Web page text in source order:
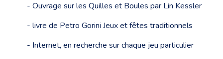
- Ouvrage sur les Quilles et Boules par Lin Kessler
- livre de Petro Gorini Jeux et fêtes traditionnels
- Internet, en recherche sur chaque jeu particulier